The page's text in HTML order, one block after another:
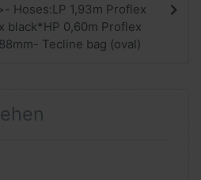
Hoses:LP 1,93m Proflex
black*HP 0,60m Proflex
Tecline bag (oval)